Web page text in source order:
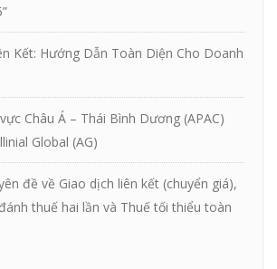
Kết: Hướng Dẫn Toàn Diện Cho Doanh
Châu Á – Thái Bình Dương (APAC)
Global (AG)
đề về Giao dịch liên kết (chuyển giá),
thuế hai lần và Thuế tối thiểu toàn